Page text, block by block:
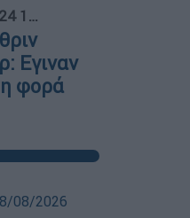
Εγιναν
φορά